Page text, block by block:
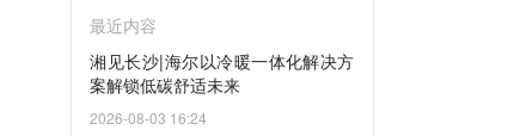
最近内容
湘见长沙|海尔以冷暖一体化解决方
案解锁低碳舒适未来
2026-08-03 16:24